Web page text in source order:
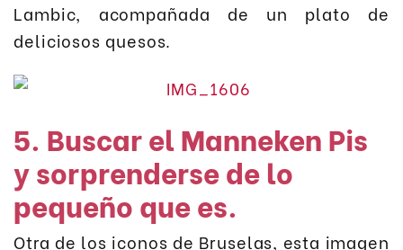
Lambic, acompañada de un plato de
deliciosos quesos.
5. Buscar el Manneken Pis
y sorprenderse de lo
pequeño que es.
Otra de los iconos de Bruselas, esta imagen